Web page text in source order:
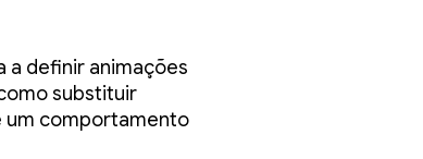
a definir animações
substituir
um comportamento